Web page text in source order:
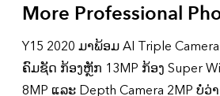
More Professional
Y15 2020 ມາພ້ອມ AI Triple
ຄົມຊັດ ກ້ອງຫຼັກ 13MP ກ້ອງ Super
8MP ແລະ Depth Camera 2MP ບໍ່